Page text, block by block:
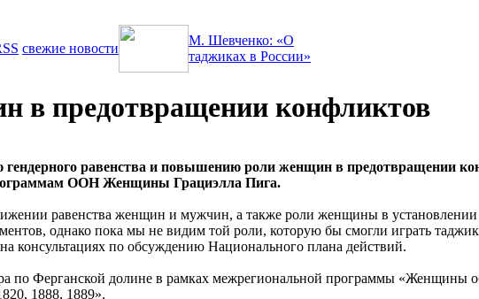
свежие новости
М. Шевченко: «О
таджиках в России»
в предотвращении конфликтов
гендерного равенства и повышению роли женщин в предотвращении
ООН Женщины Грациэлла Пига.
равенства женщин и мужчин, а также роли женщины в
однако пока мы не видим той роли, которую бы смогли играть
консультациях по обсуждению Национального плана действий.
по Ферганской долине в рамках межрегиональной программы «Женщины
1888, 1889».